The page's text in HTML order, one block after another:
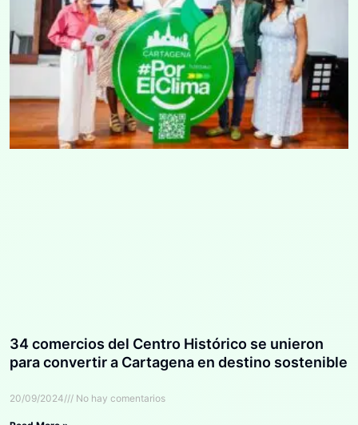
34 comercios del Centro Histórico se unieron
para convertir a Cartagena en destino sostenible
20/09/2024 No hay comentarios